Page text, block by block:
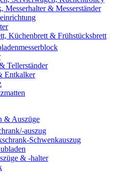
Messerhalter & Messerständer
Küchenbrett & Frühstücksbrett
Tellerständer
Entkalker
& Auszüge
auszug
Schwenkauszug
& -halter